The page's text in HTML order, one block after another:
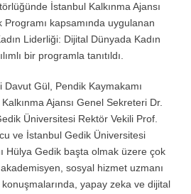
İstanbul Kalkınma Ajansı
kapsamında uygulanan
Liderliği: Dijital Dünyada Kadın
bir programla tanıtıldı.
Gül, Pendik Kaymakamı
Ajansı Genel Sekreteri Dr.
Üniversitesi Rektör Vekili Prof.
ve İstanbul Gedik Üniversitesi
Hülya Gedik başta olmak üzere çok
sosyal hizmet uzmanı
konuşmalarında, yapay zeka ve dijital